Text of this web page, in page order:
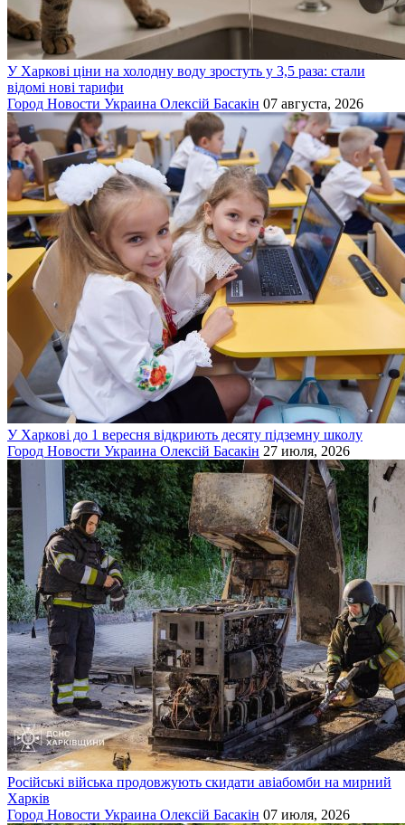
У Харкові ціни на холодну воду зростуть у 3,5 раза: стали
відомі нові тарифи
Город Новости Украина Олексій Басакін 07 августа, 2026
У Харкові до 1 вересня відкриють десяту підземну школу
Город Новости Украина Олексій Басакін 27 июля, 2026
Російські війська продовжують скидати авіабомби на мирний
Харків
Город Новости Украина Олексій Басакін 07 июля, 2026